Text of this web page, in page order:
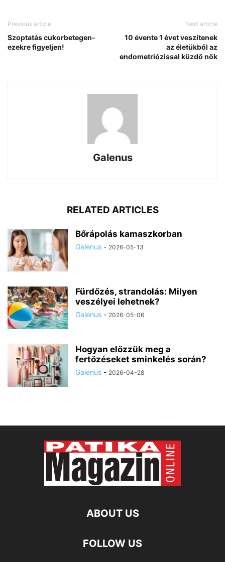
Previous article
Szoptatás cukorbetegen-
ezekre figyeljen!
Next article
10 évente 1 évet veszítenek
az életükből az
endometriózissal küzdő nők
Galenus
RELATED ARTICLES
Bőrápolás kamaszkorban
Galenus - 2026-05-13
Fürdőzés, strandolás: Milyen
veszélyei lehetnek?
Galenus - 2026-05-06
Hogyan előzzük meg a
fertőzéseket sminkelés során?
Galenus - 2026-04-28
ABOUT US
FOLLOW US